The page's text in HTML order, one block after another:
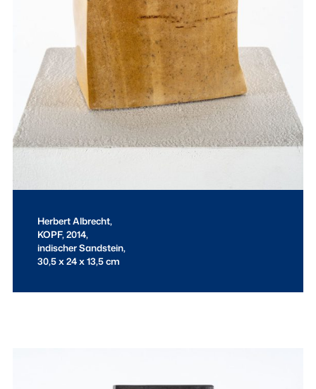
Herbert Albrecht,
KOPF,2014,
indischer Sandstein,
30,5 x 24 x 13,5 cm